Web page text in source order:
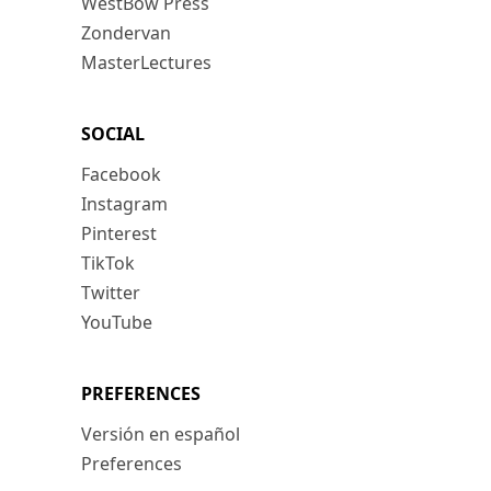
Zondervan
MasterLectures
SOCIAL
Facebook
Instagram
Pinterest
TikTok
Twitter
YouTube
PREFERENCES
Versión en español
Preferences